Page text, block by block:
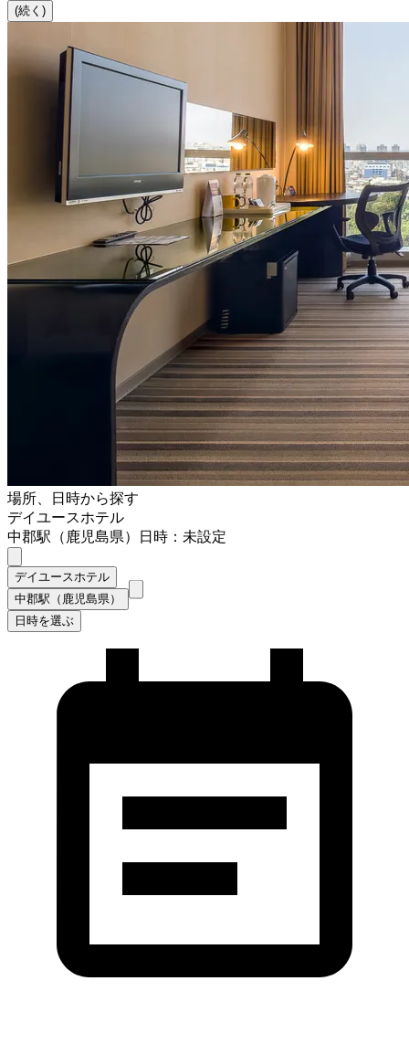
(続く)
場所、日時から探す
デイユースホテル
中郡駅（鹿児島県）
日時：未設定
デイユースホテル
中郡駅（鹿児島県）
日時を選ぶ